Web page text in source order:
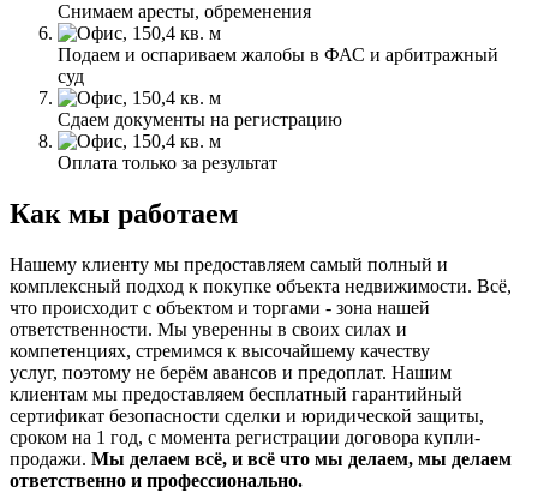
Снимаем аресты, обременения
Подаем и оспариваем жалобы в ФАС и арбитражный
суд
Сдаем документы на регистрацию
Оплата только за результат
Как мы работаем
Нашему клиенту мы предоставляем самый полный и
комплексный подход к покупке объекта недвижимости. Всё,
что происходит с объектом и торгами - зона нашей
ответственности. Мы уверенны в своих силах и
компетенциях, стремимся к высочайшему качеству
услуг, поэтому не берём авансов и предоплат. Нашим
клиентам мы предоставляем бесплатный гарантийный
сертификат безопасности сделки и юридической защиты,
сроком на 1 год, с момента регистрации договора купли-
продажи. Мы делаем всё, и всё что мы делаем, мы делаем
ответственно и профессионально.